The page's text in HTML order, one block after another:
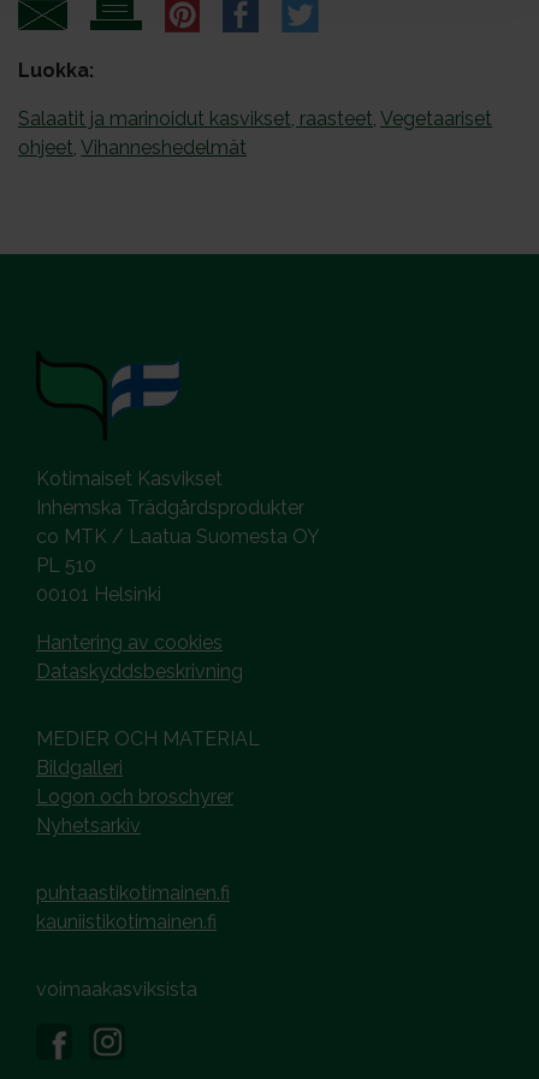
Luokka:
Salaatit ja marinoidut kasvikset, raasteet, Vegetaariset
ohjeet, Vihanneshedelmät
Kotimaiset Kasvikset
Inhemska Trädgårdsprodukter
co MTK / Laatua Suomesta OY
PL 510
00101 Helsinki
Hantering av cookies
Dataskyddsbeskrivning
MEDIER OCH MATERIAL
Bildgalleri
Logon och broschyrer
Nyhetsarkiv
puhtaastikotimainen.fi
kauniistikotimainen.fi
voimaakasviksista